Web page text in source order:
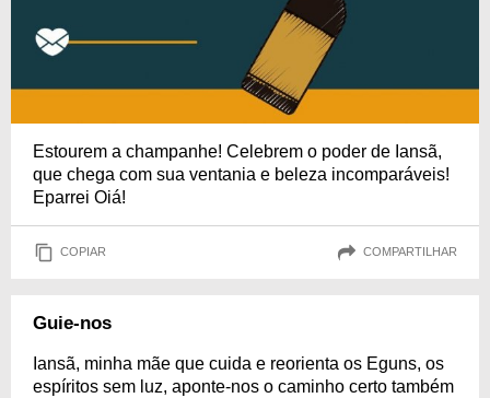
Estourem a champanhe! Celebrem o poder de Iansã,
que chega com sua ventania e beleza incomparáveis!
Eparrei Oiá!
COPIAR COMPARTILHAR
Guie-nos
Iansã, minha mãe que cuida e reorienta os Eguns, os
espíritos sem luz, aponte-nos o caminho certo também